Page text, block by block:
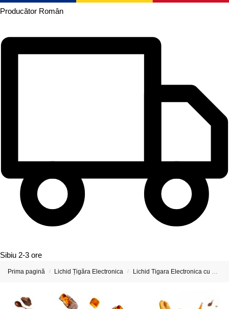
Producător Român
Sibiu 2-3 ore
Prima pagină / Lichid Țigăra Electronica / Lichid Tigara Electronica cu Nicotina